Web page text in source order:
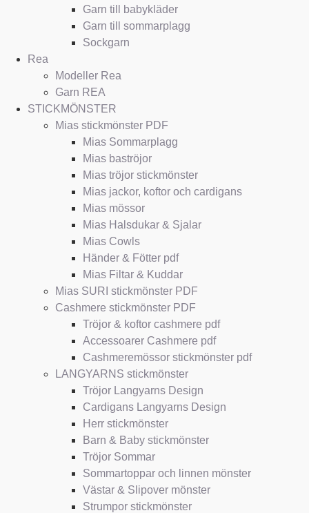
Garn till babykläder
Garn till sommarplagg
Sockgarn
Rea
Modeller Rea
Garn REA
STICKMÖNSTER
Mias stickmönster PDF
Mias Sommarplagg
Mias baströjor
Mias tröjor stickmönster
Mias jackor, koftor och cardigans
Mias mössor
Mias Halsdukar & Sjalar
Mias Cowls
Händer & Fötter pdf
Mias Filtar & Kuddar
Mias SURI stickmönster PDF
Cashmere stickmönster PDF
Tröjor & koftor cashmere pdf
Accessoarer Cashmere pdf
Cashmeremössor stickmönster pdf
LANGYARNS stickmönster
Tröjor Langyarns Design
Cardigans Langyarns Design
Herr stickmönster
Barn & Baby stickmönster
Tröjor Sommar
Sommartoppar och linnen mönster
Västar & Slipover mönster
Strumpor stickmönster